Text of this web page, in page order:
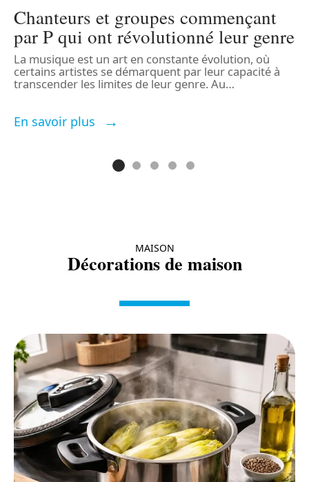
Chanteurs et groupes commençant
par P qui ont révolutionné leur genre
La musique est un art en constante évolution, où
certains artistes se démarquent par leur capacité à
transcender les limites de leur genre. Au…
En savoir plus
MAISON
Décorations de maison